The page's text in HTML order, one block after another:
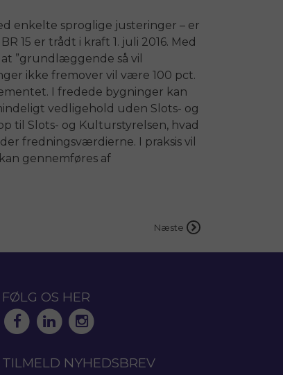
enkelte sproglige justeringer – er
15 er trådt i kraft 1. juli 2016. Med
”grundlæggende så vil
ikke fremover vil være 100 pct.
I fredede bygninger kan
vedligehold uden Slots- og
til Slots- og Kulturstyrelsen, hvad
fredningsværdierne. I praksis vil
gennemføres af
Næste
FØLG OS HER
TILMELD NYHEDSBREV